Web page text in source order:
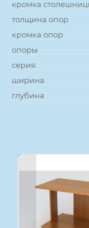
кромка
толщина опор
кромка опор
опоры
серия
ширина
глубина